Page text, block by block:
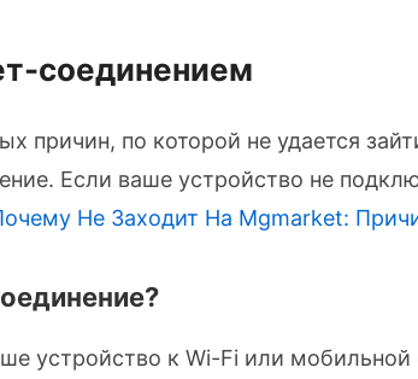
соединением
причин, по которой не удается
Если ваше устройство не
Не Заходит На Mgmarket:
устройство к Wi-Fi или мобильной